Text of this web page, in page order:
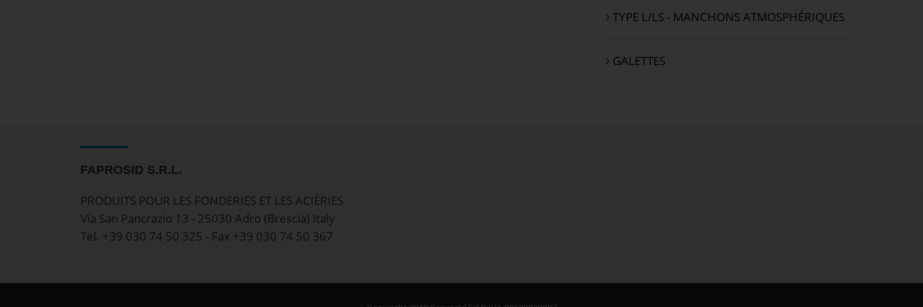
TYPE L/LS - MANCHONS ATMOSPHÉRIQUES
GALETTES
FAPROSID S.R.L.
PRODUITS POUR LES FONDERIES ET LES ACIÈRIES
Via San Pancrazio 13 - 25030 Adro (Brescia) Italy
Tel. +39 030 74 50 325 - Fax +39 030 74 50 367